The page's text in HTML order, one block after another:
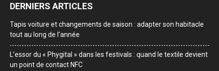
DERNIERS ARTICLES
Tapis voiture et changements de saison : adapter son habitacle
tout au long de l’année
L’essor du « Phygital » dans les festivals : quand le textile devient
un point de contact NFC